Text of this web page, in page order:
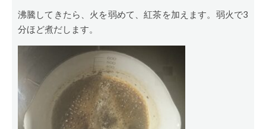
沸騰してきたら、火を弱めて、紅茶を加えます。弱火で3
分ほど煮だします。